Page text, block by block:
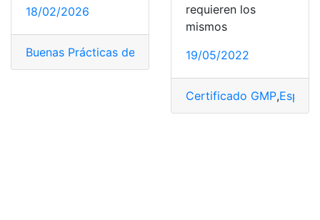
18/02/2026
Buenas Prácticas de Fabricación,Certificado GMP
requieren los
mismos
19/05/2022
Certificado GMP,España